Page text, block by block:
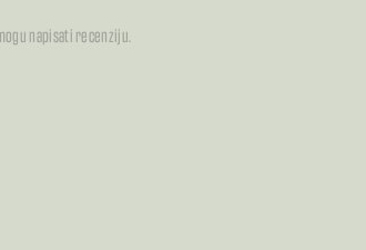
napisati recenziju.